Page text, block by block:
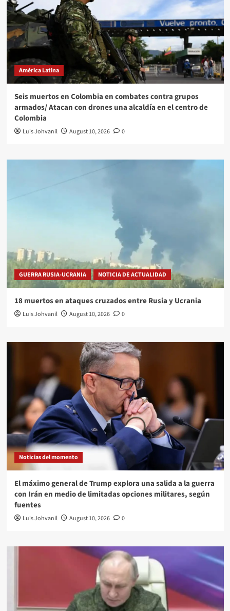
América Latina
Seis muertos en Colombia en combates contra grupos
armados/ Atacan con drones una alcaldía en el centro de
Colombia
Luis Johvanil August 10, 2026 0
GUERRA RUSIA-UCRANIA NOTICIA DE ACTUALIDAD
18 muertos en ataques cruzados entre Rusia y Ucrania
Luis Johvanil August 10, 2026 0
Noticias del momento
El máximo general de Trump explora una salida a la guerra
con Irán en medio de limitadas opciones militares, según
fuentes
Luis Johvanil August 10, 2026 0